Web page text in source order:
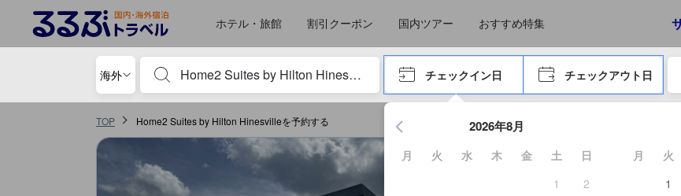
ホテル・旅館 割引クーポン 国内ツアー おすすめ特集
海外
宿泊施設名やキーワードを入力し、矢印キーやタブキーで進み、エンターキーを押して内容を確定して、検索します。
チェックイン日 チェックアウト日
エンターキーを押して日付選択画面の操作を開始します。
2026年8月
月 火 水 木 金 土
日
1
2
月 火
1
TOP Home2 Suites by Hilton Hinesvilleを予約する
るるぶトラベルに掲載されているクチコミは実際に予約をし、宿泊を終えたゲストから提供されています。実際の経験に基づいた内容